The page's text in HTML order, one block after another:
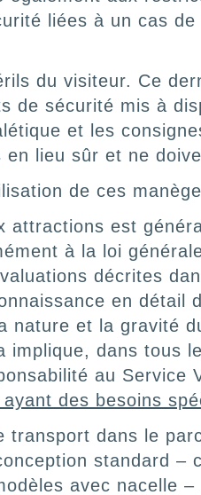
liées à un cas
du visiteur. Ce
de sécurité mis à
et les
lieu sûr et ne
de ces
attractions est
à la loi
décrites
en détail
nature et la gravité
dans tous
au Service
des besoins
transport dans le
standard –
avec nacelle